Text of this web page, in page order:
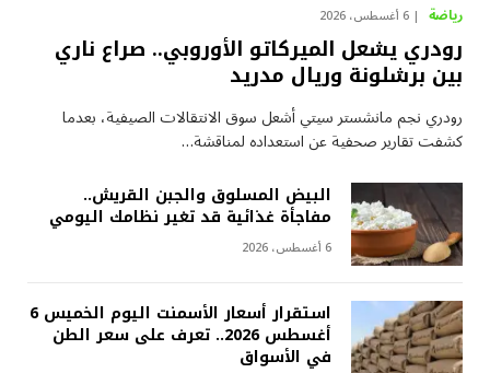
رياضة 6 أغسطس، 2026
رودري يشعل الميركاتو الأوروبي.. صراع ناري
بين برشلونة وريال مدريد
رودري نجم مانشستر سيتي أشعل سوق الانتقالات الصيفية، بعدما
كشفت تقارير صحفية عن استعداده لمناقشة…
البيض المسلوق والجبن القريش..
مفاجأة غذائية قد تغير نظامك اليومي
6 أغسطس، 2026
استقرار أسعار الأسمنت اليوم الخميس 6
أغسطس 2026.. تعرف على سعر الطن
في الأسواق